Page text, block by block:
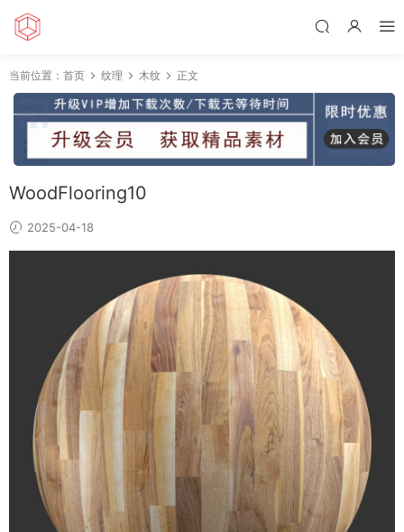
当前位置： 首页 纹理 木纹 正文
WoodFlooring10
2025-04-18